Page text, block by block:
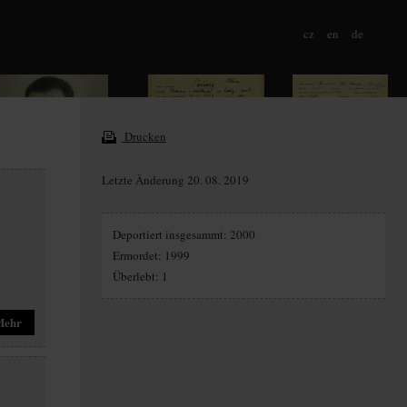
cz en de
Drucken
Letzte Änderung 20. 08. 2019
Deportiert insgesammt: 2000
Ermordet: 1999
Überlebt: 1